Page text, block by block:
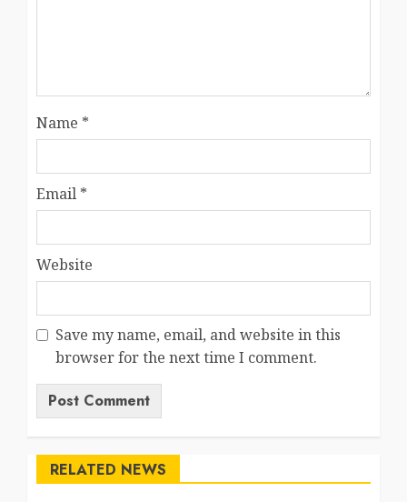
Name *
Email *
Website
Save my name, email, and website in this
browser for the next time I comment.
RELATED NEWS